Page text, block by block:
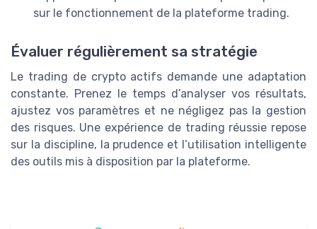
sur le fonctionnement de la plateforme trading.
Évaluer régulièrement sa stratégie
Le trading de crypto actifs demande une adaptation
constante. Prenez le temps d’analyser vos résultats,
ajustez vos paramètres et ne négligez pas la gestion
des risques. Une expérience de trading réussie repose
sur la discipline, la prudence et l’utilisation intelligente
des outils mis à disposition par la plateforme.